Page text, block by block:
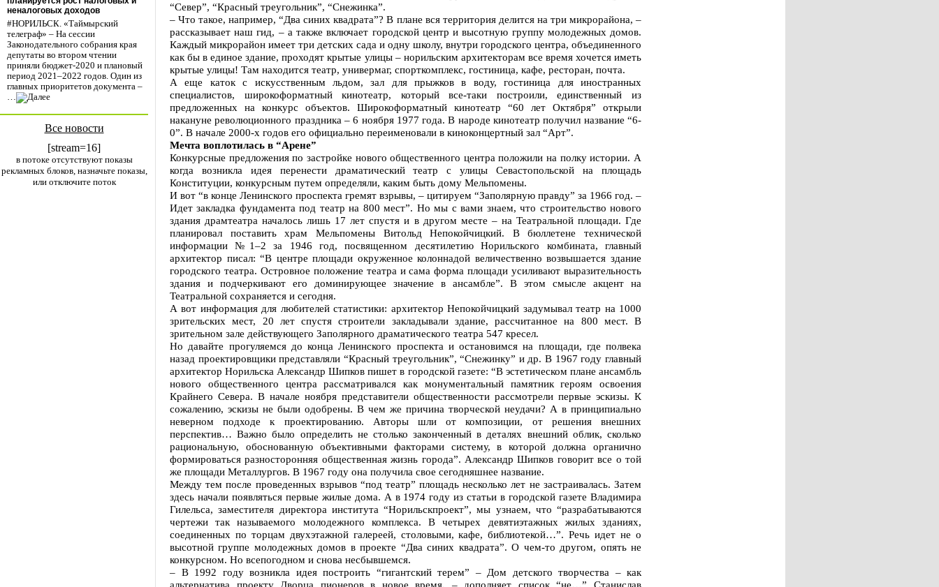
неналоговых доходов
#НОРИЛЬСК. «Таймырский
телеграф» – На сессии
Законодательного собрания края
депутаты во втором чтении
приняли бюджет-2020 и плановый
период 2021–2022 годов. Один из
главных приоритетов документа –
…
Все новости
[stream=16]
в потоке отсутствуют показы
рекламных блоков, назначьте показы,
или отключите поток
“Север”, “Красный треугольник”, “Снежинка”.
– Что такое, например, “Два синих квадрата”? В плане вся территория делится на три микрорайона, –
рассказывает наш гид, – а также включает городской центр и высотную группу молодежных домов.
Каждый микрорайон имеет три детских сада и одну школу, внутри городского центра, объединенного
как бы в единое здание, проходят крытые улицы – норильским архитекторам все время хочется иметь
крытые улицы! Там находится театр, универмаг, спорткомплекс, гостиница, кафе, ресторан, почта.
А еще каток с искусственным льдом, зал для прыжков в воду, гостиница для иностранных
специалистов, широкоформатный кинотеатр, который все-таки построили, единственный из
предложенных на конкурс объектов. Широкоформатный кинотеатр “60 лет Октября” открыли
накануне революционного праздника – 6 ноября 1977 года. В народе кинотеатр получил название “6-
0”. В начале 2000-х годов его официально переименовали в киноконцертный зал “Арт”.
Мечта воплотилась в “Арене”
Конкурсные предложения по застройке нового общественного центра положили на полку истории. А
когда возникла идея перенести драматический театр с улицы Севастопольской на площадь
Конституции, конкурсным путем определяли, каким быть дому Мельпомены.
И вот “в конце Ленинского проспекта гремят взрывы, – цитируем “Заполярную правду” за 1966 год. –
Идет закладка фундамента под театр на 800 мест”. Но мы с вами знаем, что строительство нового
здания драмтеатра началось лишь 17 лет спустя и в другом месте – на Театральной площади. Где
планировал поставить храм Мельпомены Витольд Непокойчицкий. В бюллетене технической
информации №1–2 за 1946 год, посвященном десятилетию Норильского комбината, главный
архитектор писал: “В центре площади окруженное колоннадой величественно возвышается здание
городского театра. Островное положение театра и сама форма площади усиливают выразительность
здания и подчеркивают его доминирующее значение в ансамбле”. В этом смысле акцент на
Театральной сохраняется и сегодня.
А вот информация для любителей статистики: архитектор Непокойчицкий задумывал театр на 1000
зрительских мест, 20 лет спустя строители закладывали здание, рассчитанное на 800 мест. В
зрительном зале действующего Заполярного драматического театра 547 кресел.
Но давайте прогуляемся до конца Ленинского проспекта и остановимся на площади, где полвека
назад проектировщики представляли “Красный треугольник”, “Снежинку” и др. В 1967 году главный
архитектор Норильска Александр Шипков пишет в городской газете: “В эстетическом плане ансамбль
нового общественного центра рассматривался как монументальный памятник героям освоения
Крайнего Севера. В начале ноября представители общественности рассмотрели первые эскизы. К
сожалению, эскизы не были одобрены. В чем же причина творческой неудачи? А в принципиально
неверном подходе к проектированию. Авторы шли от композиции, от решения внешних
перспектив… Важно было определить не столько законченный в деталях внешний облик, сколько
рациональную, обоснованную объективными факторами систему, в которой должна органично
формироваться разносторонняя общественная жизнь города”. Александр Шипков говорит все о той
же площади Металлургов. В 1967 году она получила свое сегодняшнее название.
Между тем после проведенных взрывов “под театр” площадь несколько лет не застраивалась. Затем
здесь начали появляться первые жилые дома. А в 1974 году из статьи в городской газете Владимира
Гилельса, заместителя директора института “Норильскпроект”, мы узнаем, что “разрабатываются
чертежи так называемого молодежного комплекса. В четырех девятиэтажных жилых зданиях,
соединенных по торцам двухэтажной галереей, столовыми, кафе, библиотекой…”. Речь идет не о
высотной группе молодежных домов в проекте “Два синих квадрата”. О чем-то другом, опять не
конкурсном. Но всепогодном и снова несбывшемся.
– В 1992 году возникла идея построить “гигантский терем” – Дом детского творчества – как
альтернатива проекту Дворца пионеров в новое время, – дополняет список “не…” Станислав